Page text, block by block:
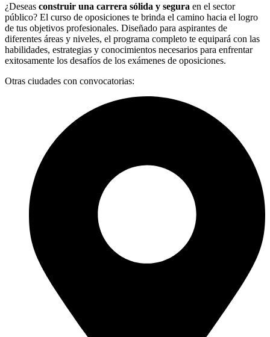
¿Deseas construir una carrera sólida y segura en el sector
público? El curso de oposiciones te brinda el camino hacia el logro
de tus objetivos profesionales. Diseñado para aspirantes de
diferentes áreas y niveles, el programa completo te equipará con las
habilidades, estrategias y conocimientos necesarios para enfrentar
exitosamente los desafíos de los exámenes de oposiciones.
Otras ciudades con convocatorias: